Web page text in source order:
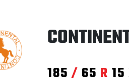
185 / 65 R 15